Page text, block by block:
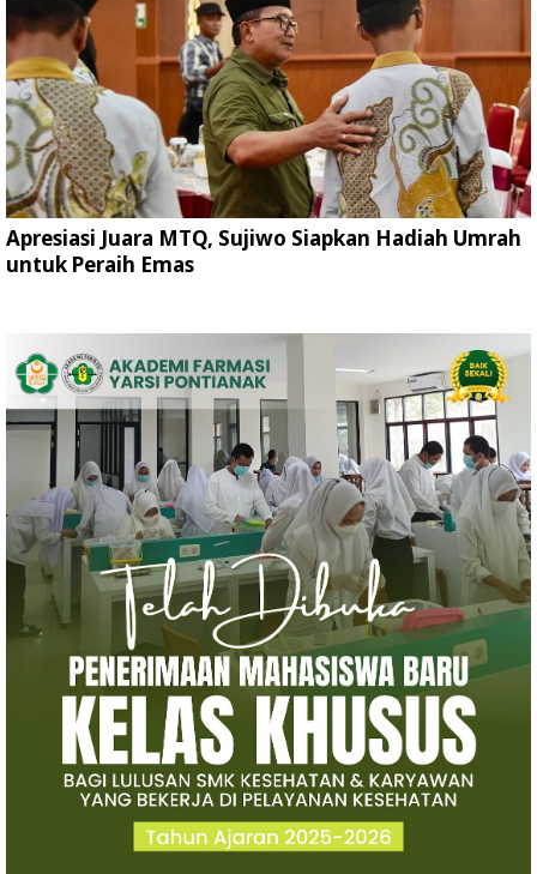
Apresiasi Juara MTQ, Sujiwo Siapkan Hadiah Umrah
untuk Peraih Emas